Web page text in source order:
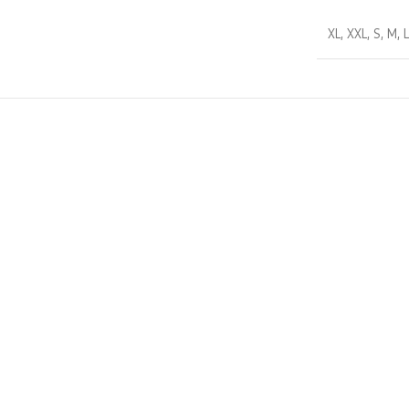
XL,XXL, S, M, L